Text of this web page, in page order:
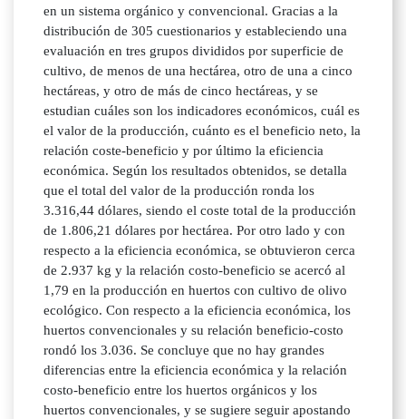
en un sistema orgánico y convencional. Gracias a la
distribución de 305 cuestionarios y estableciendo una
evaluación en tres grupos divididos por superficie de
cultivo, de menos de una hectárea, otro de una a cinco
hectáreas, y otro de más de cinco hectáreas, y se
estudian cuáles son los indicadores económicos, cuál es
el valor de la producción, cuánto es el beneficio neto, la
relación coste-beneficio y por último la eficiencia
económica. Según los resultados obtenidos, se detalla
que el total del valor de la producción ronda los
3.316,44 dólares, siendo el coste total de la producción
de 1.806,21 dólares por hectárea. Por otro lado y con
respecto a la eficiencia económica, se obtuvieron cerca
de 2.937 kg y la relación costo-beneficio se acercó al
1,79 en la producción en huertos con cultivo de olivo
ecológico. Con respecto a la eficiencia económica, los
huertos convencionales y su relación beneficio-costo
rondó los 3.036. Se concluye que no hay grandes
diferencias entre la eficiencia económica y la relación
costo-beneficio entre los huertos orgánicos y los
huertos convencionales, y se sugiere seguir apostando